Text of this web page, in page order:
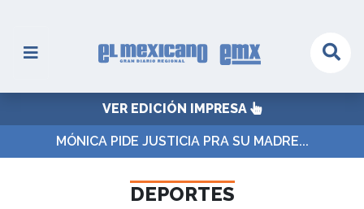
VER EDICIÓN IMPRESA
MÓNICA PIDE JUSTICIA PRA SU MADRE...
DEPORTES